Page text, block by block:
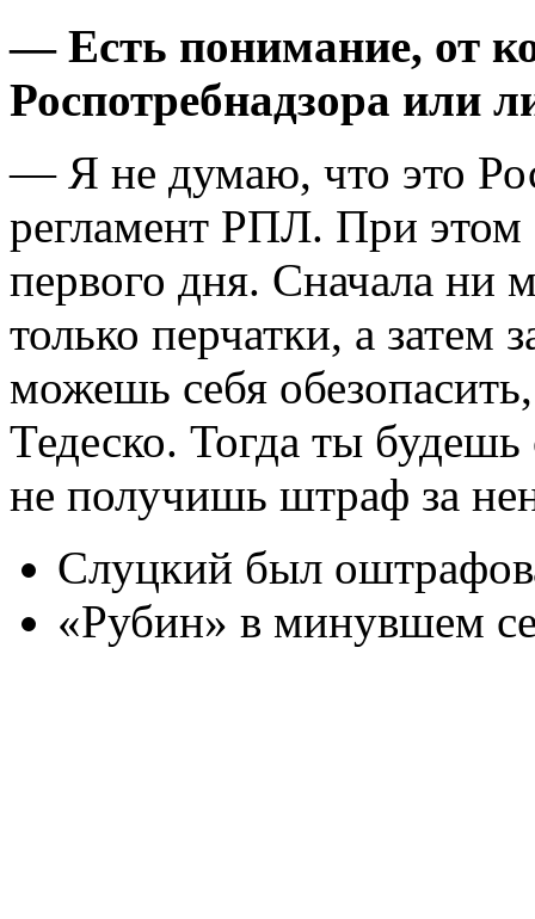
— Есть понимание, от
Роспотребнадзора или
— Я не думаю, что это
регламент РПЛ. При
первого дня. Сначала ни
только перчатки, а затем
можешь себя
Тедеско. Тогда ты
не получишь штраф за
Слуцкий был
«Рубин» в минувшем